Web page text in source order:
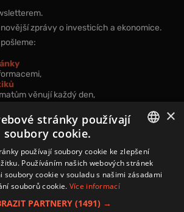
zprávy o investicích a ekonomice.
věnují každý den,
znalostí.
vyjadřujete svůj souhlas spodmínkami
.
CZECH
×
stránky používají
soubory cookie.
používají soubory cookie ke zlepšení
Používáním našich webových stránek
soubory cookie v souladu s našimi zásadami
souborů cookie. Více informací
PARTNERY (1491) →